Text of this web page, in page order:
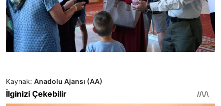
Kaynak: Anadolu Ajansı (AA)